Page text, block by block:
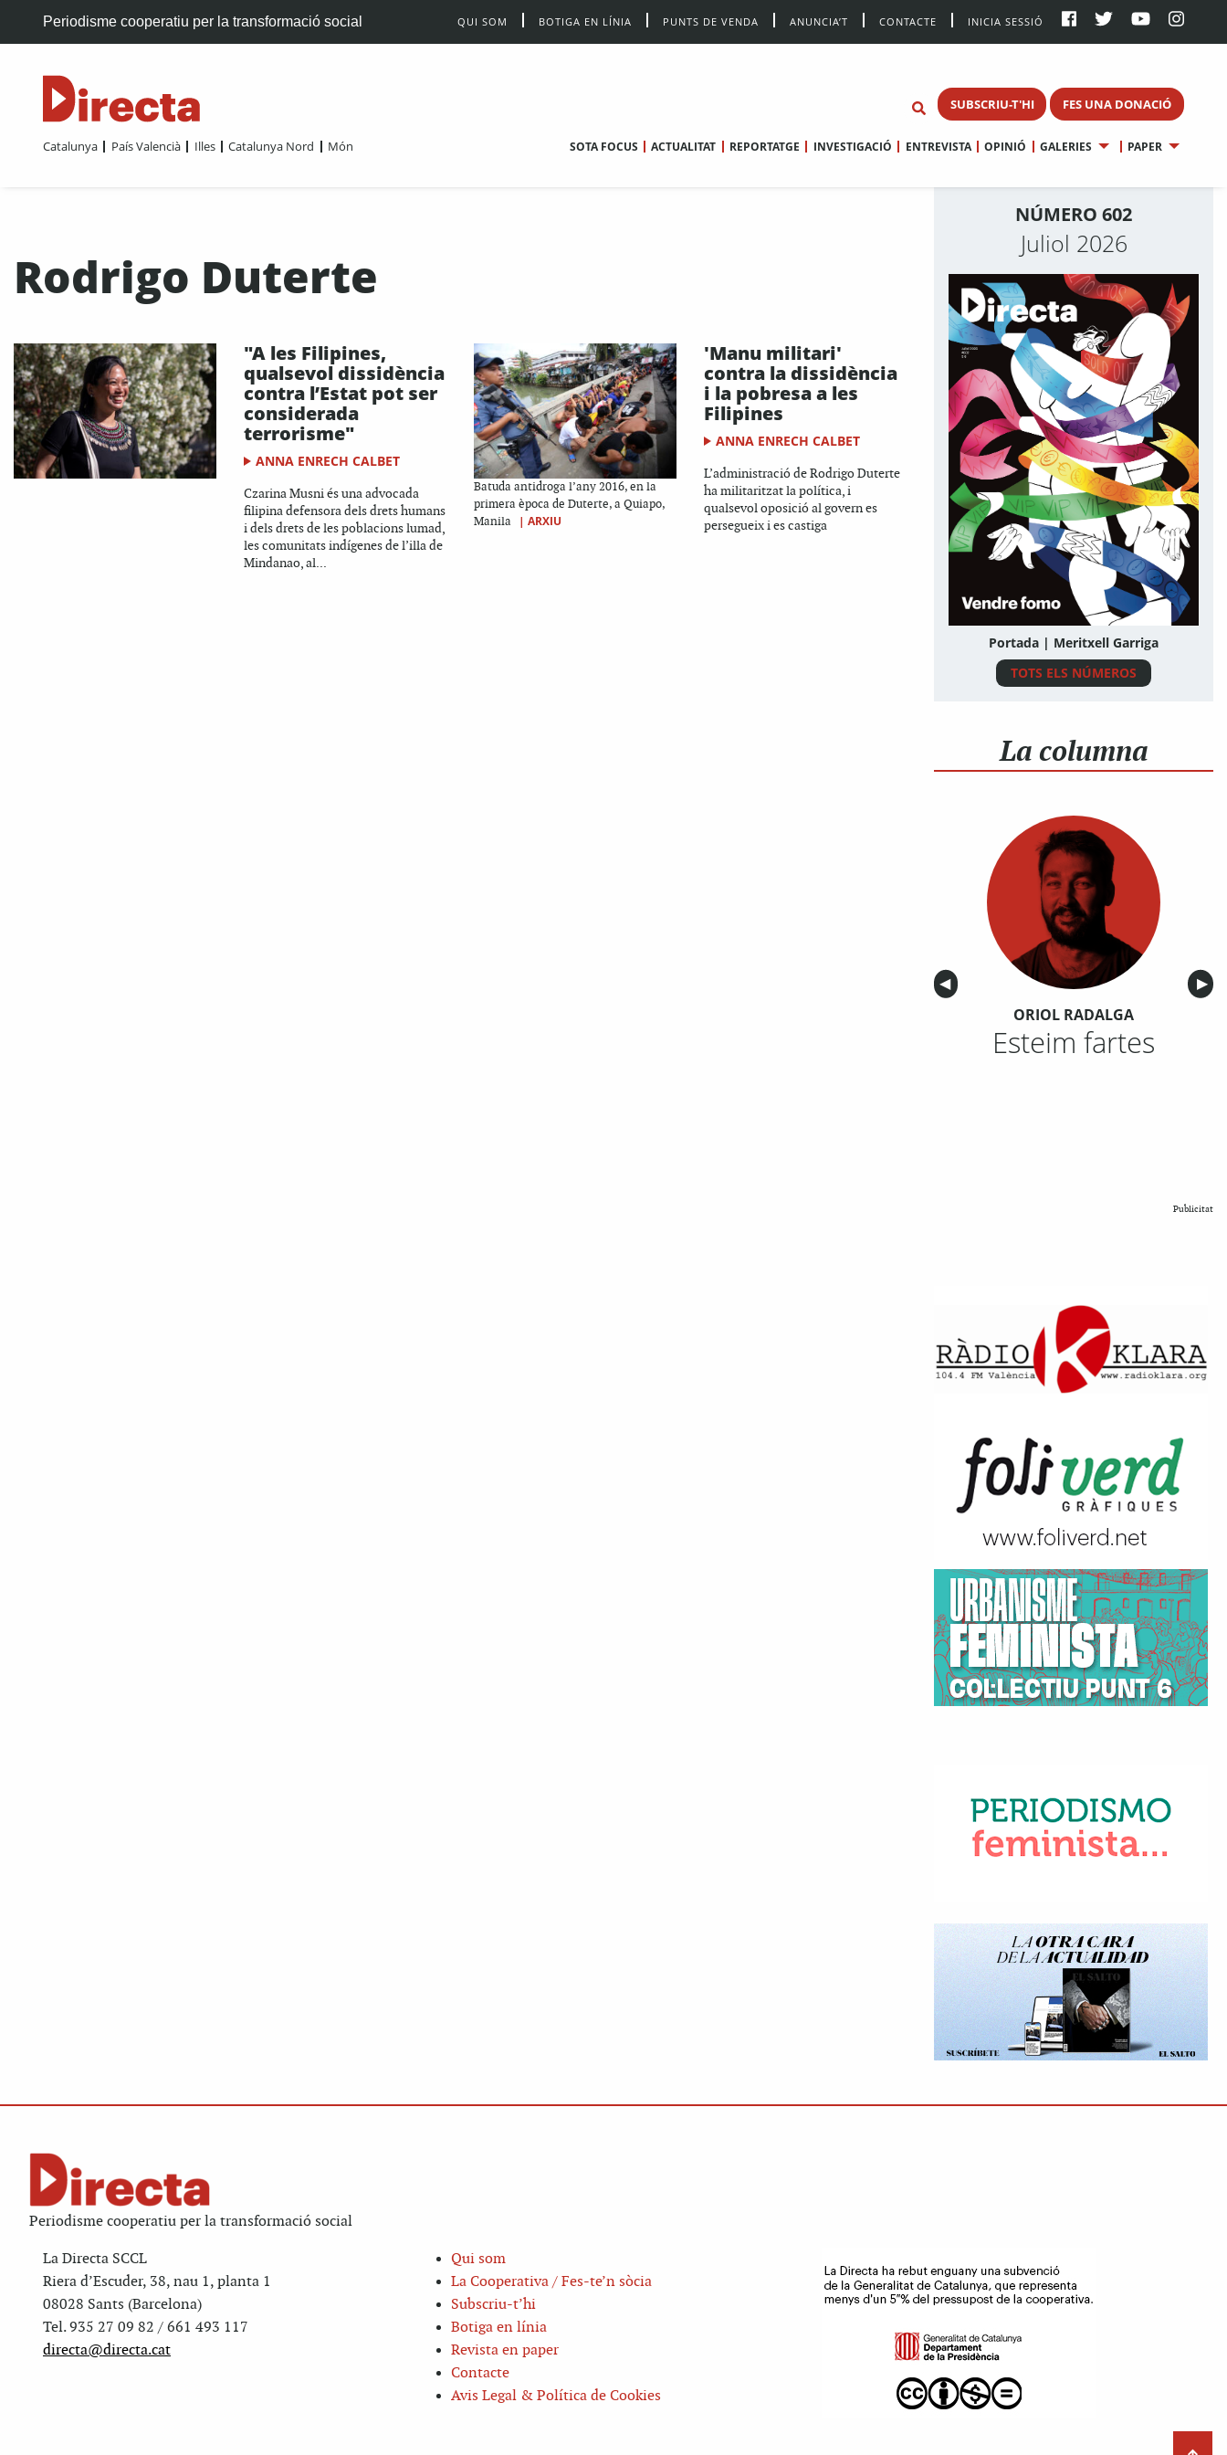
Periodisme cooperatiu per la transformació social QUI SOM BOTIGA EN LÍNIA PUNTS DE VENDA ANUNCIA’T CONTACTE INICIA SESSIÓ
SUBSCRIU-T'HI FES UNA DONACIÓ
Catalunya País Valencià Illes Catalunya Nord Món SOTA FOCUS ACTUALITAT REPORTATGE INVESTIGACIÓ ENTREVISTA OPINIÓ GALERIES PAPER
Rodrigo Duterte
"A les Filipines,
qualsevol dissidència
contra l’Estat pot ser
considerada
terrorisme"
ANNA ENRECH CALBET
Czarina Musni és una advocada
filipina defensora dels drets humans
i dels drets de les poblacions lumad,
les comunitats indígenes de l’illa de
Mindanao, al...
Batuda antidroga l’any 2016, en la
primera època de Duterte, a Quiapo,
Manila
| ARXIU
'Manu militari'
contra la dissidència
i la pobresa a les
Filipines
ANNA ENRECH CALBET
L’administració de Rodrigo Duterte
ha militaritzat la política, i
qualsevol oposició al govern es
persegueix i es castiga
NÚMERO 602
Juliol 2026
Portada | Meritxell Garriga
TOTS ELS NÚMEROS
La columna
Anterior
◀︎ ▶︎
ORIOL RADALGA
Esteim fartes
Publicitat
Periodisme cooperatiu per la transformació social
La Directa SCCL
Riera d’Escuder, 38, nau 1, planta 1
08028 Sants (Barcelona)
Tel. 935 27 09 82 / 661 493 117
directa@directa.cat
Qui som
La Cooperativa / Fes-te’n sòcia
Subscriu-t’hi
Botiga en línia
Revista en paper
Contacte
Avis Legal & Política de Cookies